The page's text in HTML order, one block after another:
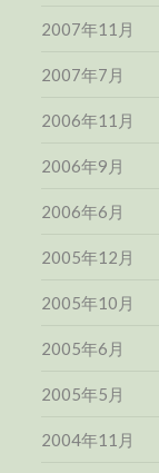
2007年11月
2007年7月
2006年11月
2006年9月
2006年6月
2005年12月
2005年10月
2005年6月
2005年5月
2004年11月